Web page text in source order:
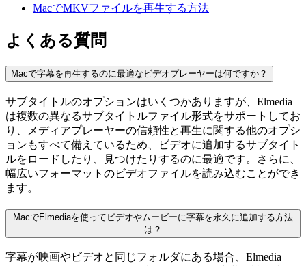
MacでMKVファイルを再生する方法
よくある質問
Macで字幕を再生するのに最適なビデオプレーヤーは何ですか？
サブタイトルのオプションはいくつかありますが、Elmedia
は複数の異なるサブタイトルファイル形式をサポートしてお
り、メディアプレーヤーの信頼性と再生に関する他のオプシ
ョンもすべて備えているため、ビデオに追加するサブタイト
ルをロードしたり、見つけたりするのに最適です。さらに、
幅広いフォーマットのビデオファイルを読み込むことができ
ます。
MacでElmediaを使ってビデオやムービーに字幕を永久に追加する方法
は？
字幕が映画やビデオと同じフォルダにある場合、Elmedia